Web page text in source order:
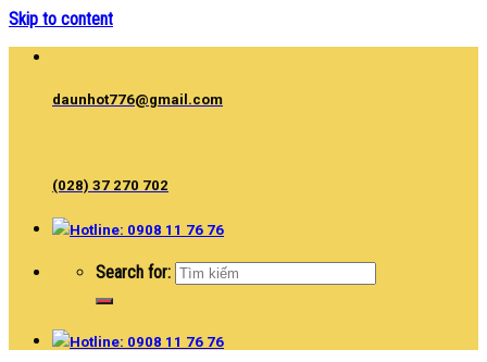
Skip to content
daunhot776@gmail.com
(028) 37 270 702
Hotline: 0908 11 76 76
Search for:
Hotline: 0908 11 76 76